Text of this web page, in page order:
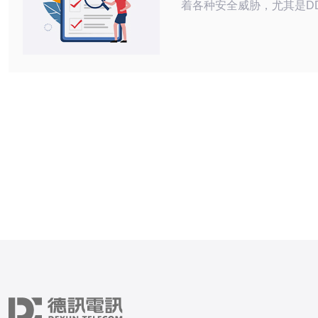
着各种安全威胁，尤其是